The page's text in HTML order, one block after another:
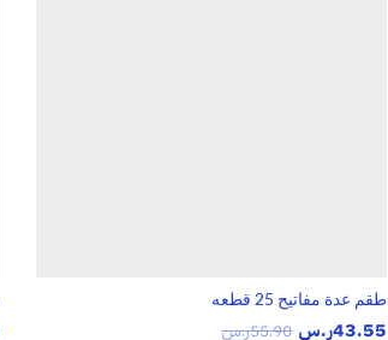
طقم عدة مفاتيح 25 قطعه
43.55ر.س 55.90ر.س